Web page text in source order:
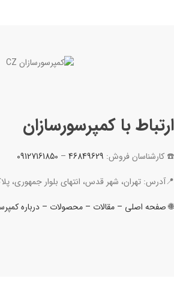
ارتباط با کمپرسورسازان
☎️ کارشناسان فروش: 46849629
–
09127161850
📍آدرس: تهران، شهر قدس، انتهای بلوار جمهوری، پلاک 22،
🌐صفحه اصلی – مقالات – محصولات – درباره